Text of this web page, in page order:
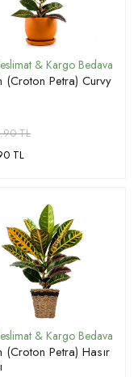
(Croton Petra) Curvy
.90 TL
TL
(Croton Petra) Hasır